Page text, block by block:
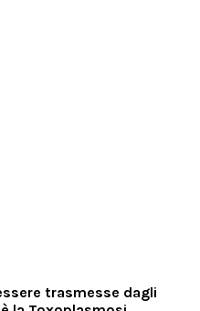
trasmesse dagli